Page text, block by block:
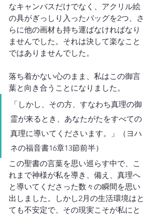
なキャンバスだけでなく、アクリル絵
の具がぎっしり入ったバッグを2つ、さ
らに他の画材も持ち運ばなければなり
ませんでした。それは決して楽なこと
ではありませんでした。
落ち着かない心のまま、私はこの御言
葉と向き合うことになりました。
「しかし、その方、すなわち真理の御
霊が来るとき、あなたがたをすべての
真理に導いてくださいます。」（ヨハ
ネの福音書16章13節前半）
この聖書の言葉を思い巡らす中で、こ
れまで神様が私を導き、備え、真理へ
と導いてくださった数々の瞬間を思い
出しました。しかし2月の生活環境はと
ても不安定で、その現実こそが私にと